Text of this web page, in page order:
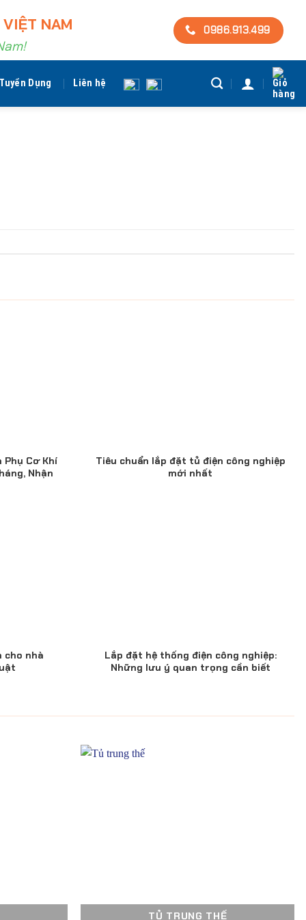
NAM 0986.913.499
Dụng Liên hệ
Phụ Cơ Khí
Nhận
Tiêu chuẩn lắp đặt tủ điện công nghiệp
mới nhất
cho nhà
Lắp đặt hệ thống điện công nghiệp:
Những lưu ý quan trọng cần biết
TỦ TRUNG THẾ